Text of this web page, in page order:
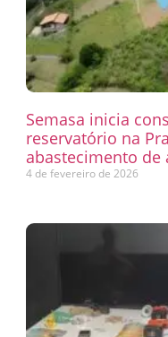
Semasa inicia
reservatório na
abastecimento de
4 de fevereiro de 2026